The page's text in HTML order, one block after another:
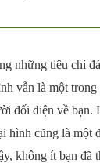
những tiêu chí
vẫn là một trong
đối diện về bạn.
hình cũng là một
không ít bạn đã